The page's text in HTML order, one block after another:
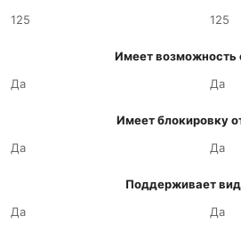
125
125
Имеет возможность
Да
Да
Имеет блокировку
Да
Да
Поддерживает
Да
Да